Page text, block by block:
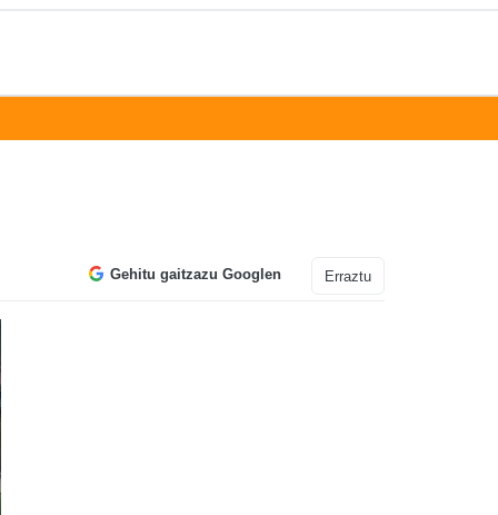
Gehitu gaitzazu Googlen Erraztu